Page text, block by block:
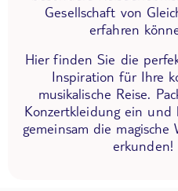
Gesellschaft von
erfahren
Hier finden Sie die
Inspiration für Ihre
musikalische Reise.
Konzertkleidung ein und
gemeinsam die magische
erkunden!